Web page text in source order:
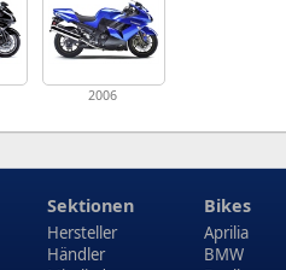
2006
Sektionen
Hersteller
Händler
Bikes
Aprilia
BMW